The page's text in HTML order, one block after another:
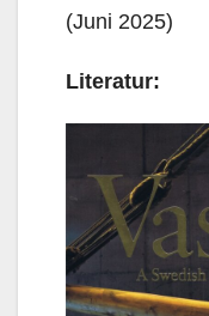
(Juni 2025)
Literatur: